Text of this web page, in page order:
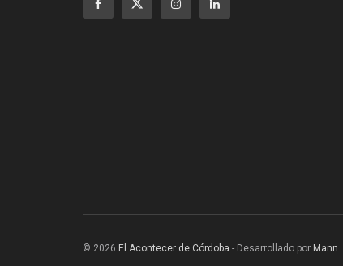
© 2026 El Acontecer de Córdoba - Desarrollado por Mann